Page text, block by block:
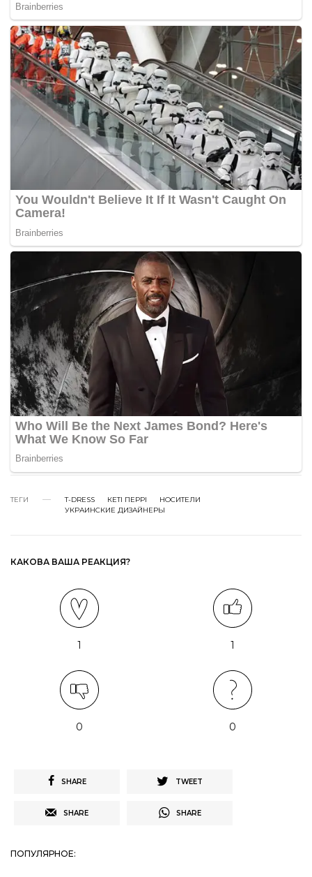
ТЕГИ T-DRESS КЕТІ ПЕРРІ
НОСИТЕЛИ
УКРАИНСКИЕ ДИЗАЙНЕРЫ
КАКОВА ВАША РЕАКЦИЯ?
1 1
0 0
SHARE TWEET
SHARE SHARE
ПОПУЛЯРНОЕ: